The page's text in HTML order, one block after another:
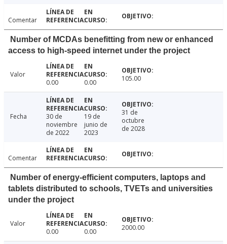
Comentar
Number of MCDAs benefitting from new or enhanced
access to high-speed internet under the project
Valor
0.00
0.00 105.00
Fecha
30 de
noviembre
de 2022
19 de
junio de
2023
31 de
octubre
de 2028
Comentar
Number of energy-efficient computers, laptops and
tablets distributed to schools, TVETs and universities
under the project
Valor
0.00
0.00 2000.00